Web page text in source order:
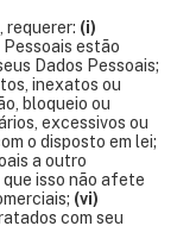
requerer: (i)
estão
Dados Pessoais;
inexatos ou
bloqueio ou
excessivos ou
o disposto em lei;
a outro
isso não afete
(vi)
com seu